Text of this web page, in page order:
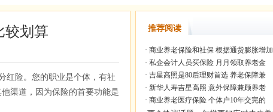
较划算
红险。您的职业是个体，有社
渠道，因为保险的首要功能是
推荐阅读
· 商业养老保险和社保 根据通货膨胀增加
· 私企会计人员买保险 月月领取养老金
· 吉星高照是80后理财首选 养老保障兼
· 新华人寿吉星高照 意外保障兼顾养老
· 商业养老医疗保险 个体户10年交完的